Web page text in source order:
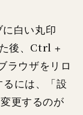
白い丸印
後、Ctrl +
ラウザをリロ
には、「設
更するのが